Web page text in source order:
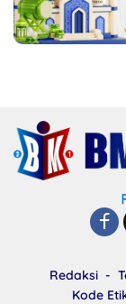
Redaksi
Kode